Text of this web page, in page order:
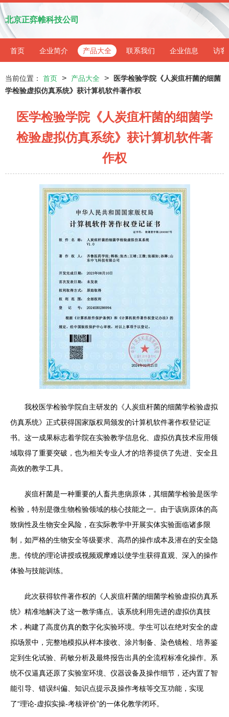
北京正弈帷科技公司
首页 企业简介 产品大全 联系我们 企业信息 访客
当前位置： 首页 > 产品大全 >
医学检验学院《人炭疽杆菌的细菌
学检验虚拟仿真系统》获计算机软件著作权
医学检验学院《人炭疽杆菌的细菌学
检验虚拟仿真系统》获计算机软件著
作权
我校医学检验学院自主研发的《人炭疽杆菌的细菌学检验虚拟
仿真系统》正式获得国家版权局颁发的计算机软件著作权登记证
书。这一成果标志着学院在实验教学信息化、虚拟仿真技术应用领
域取得了重要突破，也为相关专业人才的培养提供了先进、安全且
高效的教学工具。
炭疽杆菌是一种重要的人畜共患病原体，其细菌学检验是医学
检验，特别是微生物检验领域的核心技能之一。由于该病原体的高
致病性及生物安全风险，在实际教学中开展实体实验面临诸多限
制，如严格的生物安全等级要求、高昂的操作成本及潜在的安全隐
患。传统的理论讲授或视频观摩难以使学生获得直观、深入的操作
体验与技能训练。
此次获得软件著作权的《人炭疽杆菌的细菌学检验虚拟仿真系
统》精准地解决了这一教学痛点。该系统利用先进的虚拟仿真技
术，构建了高度仿真的数字化实验环境。学生可以在绝对安全的虚
拟场景中，完整地模拟从样本接收、涂片制备、染色镜检、培养鉴
定到生化试验、药敏分析及最终报告出具的全流程标准化操作。系
统不仅逼真还原了实验室环境、仪器设备及操作细节，还内置了智
能引导、错误纠偏、知识点提示及操作考核等交互功能，实现
了“理论-虚拟实操-考核评价”的一体化教学闭环。